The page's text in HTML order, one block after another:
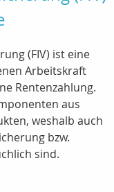
(FIV) ist eine
Arbeitskraft
Rentenzahlung.
aus
weshalb auch
bzw.
sind.